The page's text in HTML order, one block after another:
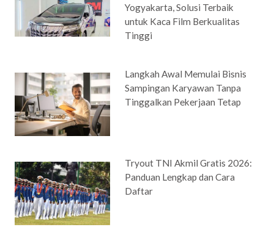
Yogyakarta, Solusi Terbaik
untuk Kaca Film Berkualitas
Tinggi
Langkah Awal Memulai Bisnis
Sampingan Karyawan Tanpa
Tinggalkan Pekerjaan Tetap
Tryout TNI Akmil Gratis 2026:
Panduan Lengkap dan Cara
Daftar